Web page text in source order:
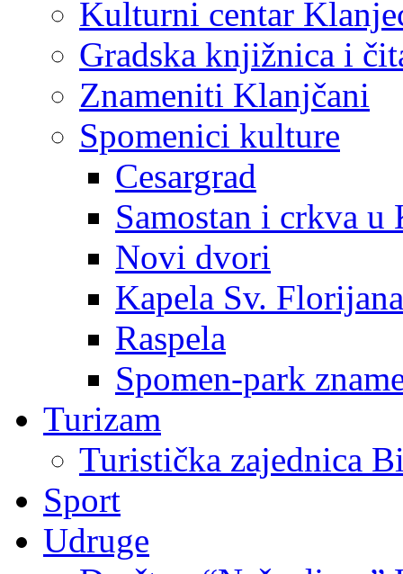
Kulturni centar
Gradska knjižnica i
Znameniti Klanjčani
Spomenici kulture
Cesargrad
Samostan i crkva u
Novi dvori
Kapela Sv. Florijana
Raspela
Spomen-park
Turizam
Turistička zajednica
Sport
Udruge